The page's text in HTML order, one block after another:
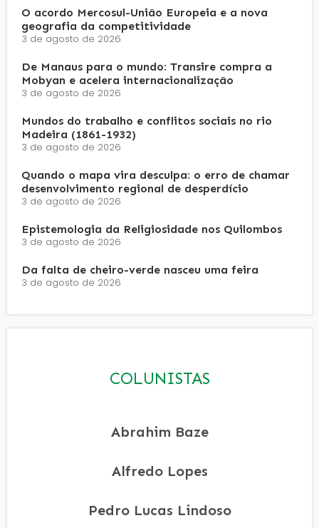
O acordo Mercosul-União Europeia e a nova
geografia da competitividade
3 de agosto de 2026
De Manaus para o mundo: Transire compra a
Mobyan e acelera internacionalização
3 de agosto de 2026
Mundos do trabalho e conflitos sociais no rio
Madeira (1861-1932)
3 de agosto de 2026
Quando o mapa vira desculpa: o erro de chamar
desenvolvimento regional de desperdício
3 de agosto de 2026
Epistemologia da Religiosidade nos Quilombos
3 de agosto de 2026
Da falta de cheiro-verde nasceu uma feira
3 de agosto de 2026
COLUNISTAS
Abrahim Baze
Alfredo Lopes
Pedro Lucas Lindoso